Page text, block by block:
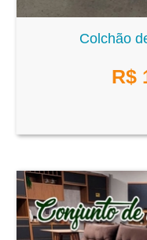
Colchão
R$